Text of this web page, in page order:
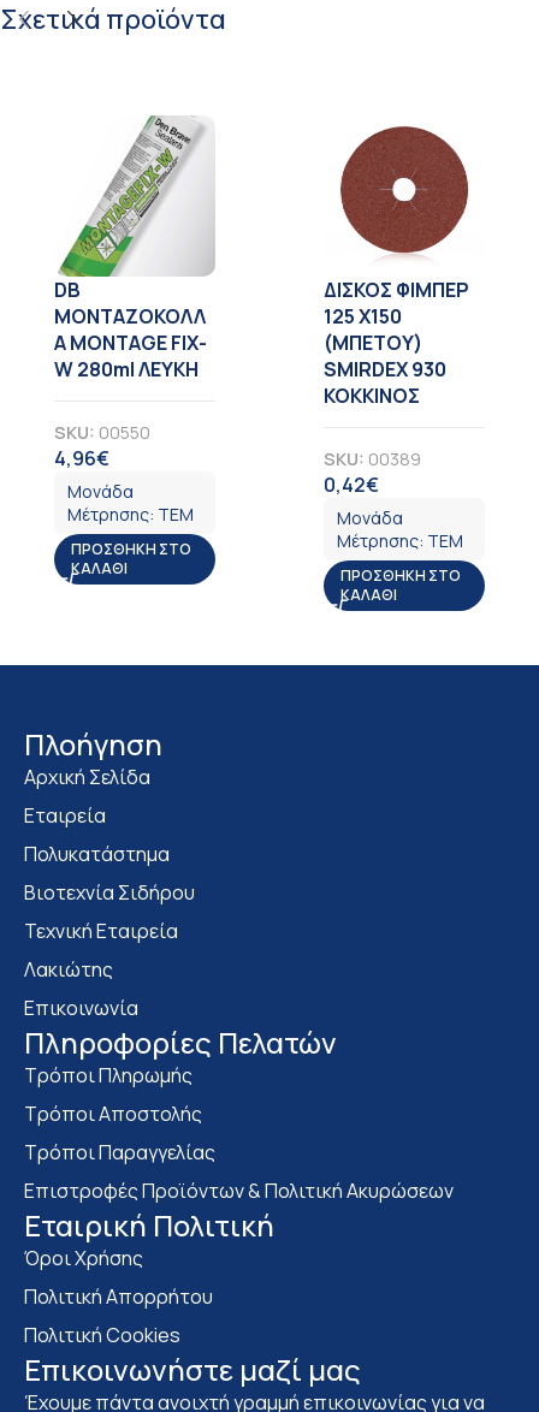
Σχετικά προϊόντα
DB
ΜΟΝΤΑΖΟΚΟΛΛ
Α MONTAGE FIX-
W 280ml ΛΕΥΚΗ
SKU: 00550
4,96€
Μονάδα
Μέτρησης: ΤΕΜ
ΠΡΟΣΘΉΚΗ ΣΤΟ
ΚΑΛΆΘΙ
ΔΙΣΚΟΣ ΦΙΜΠΕΡ
125 X150
(ΜΠΕΤΟΥ)
SMIRDEX 930
ΚΟΚΚΙΝΟΣ
SKU: 00389
0,42€
Μονάδα
Μέτρησης: ΤΕΜ
ΠΡΟΣΘΉΚΗ ΣΤΟ
ΚΑΛΆΘΙ
Πλοήγηση
Αρχική Σελίδα
Εταιρεία
Πολυκατάστημα
Bιοτεχνία Σιδήρου
Τεχνική Εταιρεία
Λακιώτης
Επικοινωνία
Πληροφορίες Πελατών
Τρόποι Πληρωμής
Τρόποι Αποστολής
Τρόποι Παραγγελίας
Επιστροφές Προϊόντων & Πολιτική Ακυρώσεων
Eταιρική Πολιτική
Όροι Χρήσης
Πολιτική Απορρήτου
Πολιτική Cookies
Επικοινωνήστε μαζί μας
Έχουμε πάντα ανοιχτή γραμμή επικοινωνίας για να